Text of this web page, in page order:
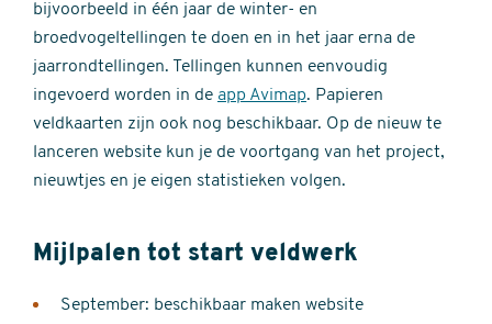
bijvoorbeeld in één jaar de winter- en
broedvogeltellingen te doen en in het jaar erna de
jaarrondtellingen. Tellingen kunnen eenvoudig
ingevoerd worden in de app Avimap. Papieren
veldkaarten zijn ook nog beschikbaar. Op de nieuw te
lanceren website kun je de voortgang van het project,
nieuwtjes en je eigen statistieken volgen.
Mijlpalen tot start veldwerk
September: beschikbaar maken website